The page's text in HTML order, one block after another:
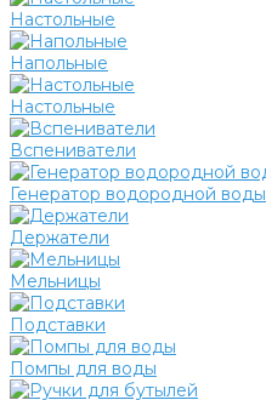
Настольные
Напольные
Настольные
Вспениватели
Генератор водородной воды
Держатели
Мельницы
Подставки
Помпы для воды